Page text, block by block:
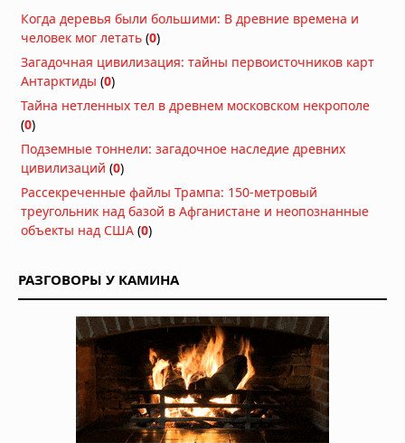
Какие природные компоненты
помогают поддерживать активность
03.08.2026 в 06:39
КТ/МРТ на пациента и поднять чек?
Фермерский эффект: ученые нашли
аллергии и астмы
02.08.2026 в 07:00
УЗИ поверхностных структур и
мягких тканей
29.07.2026 в 05:40
Пять чашек кофе в день улучшают
здоровье сердца
Когда деревья были большими: В древние времена и
человек мог летать (0)
Загадочная цивилизация: тайны первоисточников карт
Антарктиды (0)
Тайна нетленных тел в древнем московском некрополе
(0)
Подземные тоннели: загадочное наследие древних
цивилизаций (0)
Рассекреченные файлы Трампа: 150-метровый
треугольник над базой в Афганистане и неопознанные
объекты над США (0)
РАЗГОВОРЫ У КАМИНА